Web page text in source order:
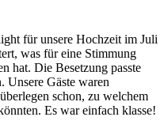
für unsere Hochzeit im Juli
was für eine Stimmung
hat. Die Besetzung passte
Unsere Gäste waren
schon, zu welchem
Es war einfach klasse!